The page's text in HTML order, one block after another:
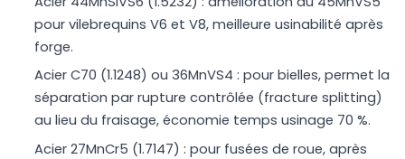
pour vilebrequins V6 et V8, meilleure usinabilité après
forge.
Acier C70 (1.1248) ou 36MnVS4 : pour bielles, permet la
séparation par rupture contrôlée (fracture splitting)
au lieu du fraisage, économie temps usinage 70 %.
Acier 27MnCr5 (1.7147) : pour fusées de roue, après